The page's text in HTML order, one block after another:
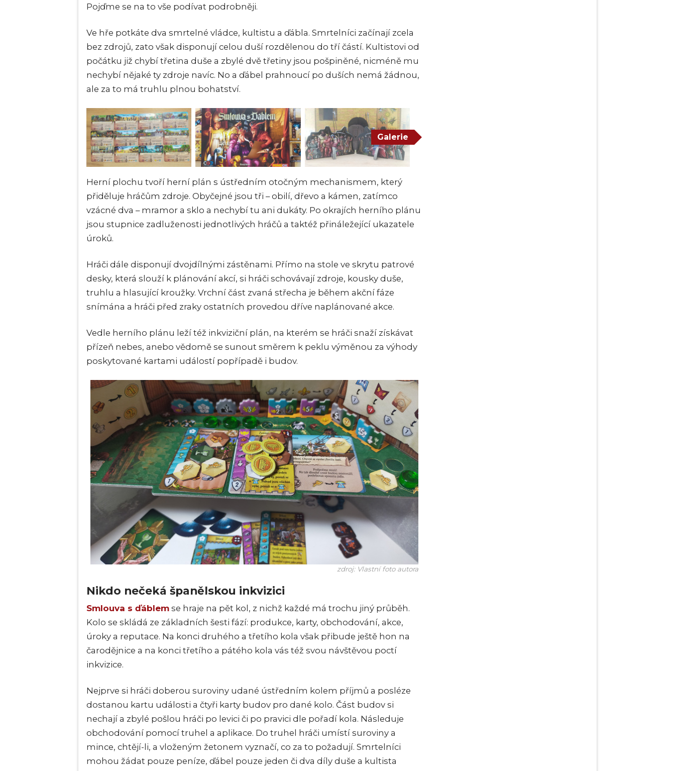
Pojďme se na to vše podívat podrobněji.
Ve hře potkáte dva smrtelné vládce, kultistu a ďábla. Smrtelníci začínají zcela
bez zdrojů, zato však disponují celou duší rozdělenou do tří částí. Kultistovi od
počátku již chybí třetina duše a zbylé dvě třetiny jsou pošpiněné, nicméně mu
nechybí nějaké ty zdroje navíc. No a ďábel prahnoucí po duších nemá žádnou,
ale za to má truhlu plnou bohatství.
Galerie
Herní plochu tvoří herní plán s ústředním otočným mechanismem, který
přiděluje hráčům zdroje. Obyčejné jsou tři – obilí, dřevo a kámen, zatímco
vzácné dva – mramor a sklo a nechybí tu ani dukáty. Po okrajích herního plánu
jsou stupnice zadluženosti jednotlivých hráčů a taktéž přináležející ukazatele
úroků.
Hráči dále disponují dvojdílnými zástěnami. Přímo na stole ve skrytu patrové
desky, která slouží k plánování akcí, si hráči schovávají zdroje, kousky duše,
truhlu a hlasující kroužky. Vrchní část zvaná střecha je během akční fáze
snímána a hráči před zraky ostatních provedou dříve naplánované akce.
Vedle herního plánu leží též inkviziční plán, na kterém se hráči snaží získávat
přízeň nebes, anebo vědomě se sunout směrem k peklu výměnou za výhody
poskytované kartami událostí popřípadě i budov.
zdroj: Vlastní foto autora
Nikdo nečeká španělskou inkvizici
Smlouva s ďáblem se hraje na pět kol, z nichž každé má trochu jiný průběh.
Kolo se skládá ze základních šesti fází: produkce, karty, obchodování, akce,
úroky a reputace. Na konci druhého a třetího kola však přibude ještě hon na
čarodějnice a na konci třetího a pátého kola vás též svou návštěvou poctí
inkvizice.
Nejprve si hráči doberou suroviny udané ústředním kolem příjmů a posléze
dostanou kartu události a čtyři karty budov pro dané kolo. Část budov si
nechají a zbylé pošlou hráči po levici či po pravici dle pořadí kola. Následuje
obchodování pomocí truhel a aplikace. Do truhel hráči umístí suroviny a
mince, chtějí-li, a vloženým žetonem vyznačí, co za to požadují. Smrtelníci
mohou žádat pouze peníze, ďábel pouze jeden či dva díly duše a kultista